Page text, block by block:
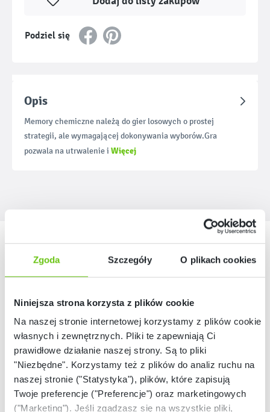
Zgoda Szczegóły O plikach cookies
Niniejsza strona korzysta z plików cookie
Na naszej stronie internetowej korzystamy z plików cookie:
własnych i zewnętrznych. Pliki te zapewniają Ci
prawidłowe działanie naszej strony. Są to pliki
"Niezbędne". Korzystamy też z plików do analiz ruchu na
naszej stronie ("Statystyka"), plików, które zapisują
Twoje preferencje ("Preferencje") oraz marketingowych
("Marketing"). Jeśli zgadzasz się na wszystkie pliki,
Podziel się
Opis
Memory chemiczne należą do gier losowych o prostej
strategii, ale wymagającej dokonywania wyborów.Gra
pozwala na utrwalenie i Więcej
Nasze marki